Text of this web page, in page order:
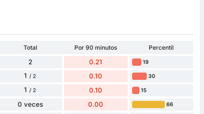
Total Por 90 minutos
Percentil
2 0.21 19
1 / 2 0.10 30
1 / 2 0.10 15
0 veces 0.00 66